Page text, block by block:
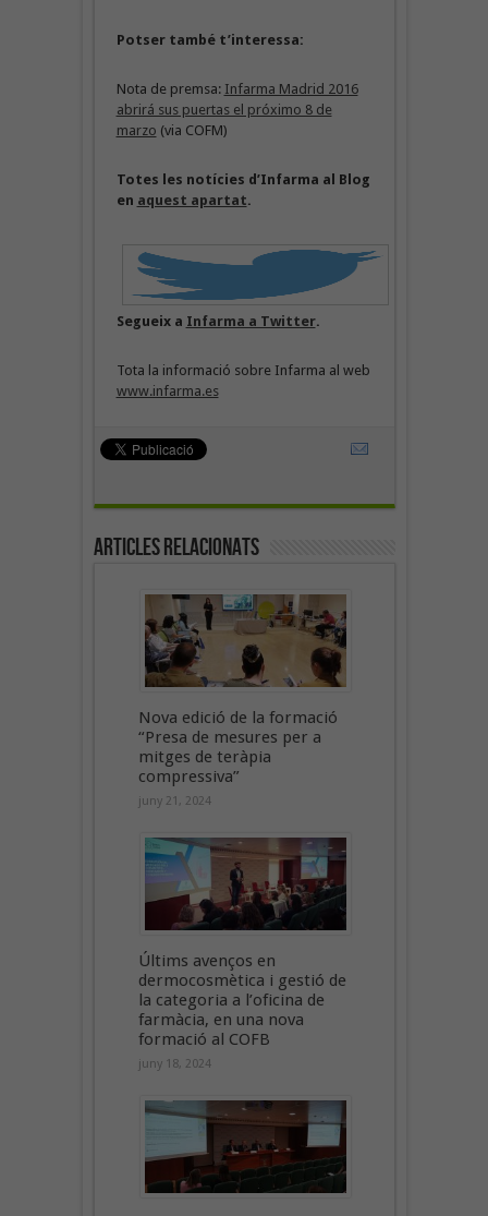
Potser també t’interessa:
Nota de premsa: Infarma Madrid 2016
abrirá sus puertas el próximo 8 de
marzo (via COFM)
Totes les notícies d’Infarma al Blog
en aquest apartat.
Segueix a Infarma a Twitter.
Tota la informació sobre Infarma al web
www.infarma.es
Articles Relacionats
Nova edició de la formació
“Presa de mesures per a
mitges de teràpia
compressiva”
juny 21, 2024
Últims avenços en
dermocosmètica i gestió de
la categoria a l’oficina de
farmàcia, en una nova
formació al COFB
juny 18, 2024